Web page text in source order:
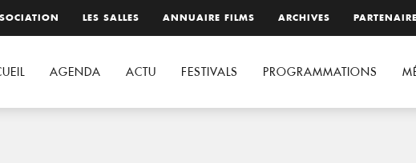
LES SALLES ANNUAIRE FILMS ARCHIVES
AGENDA ACTU FESTIVALS PROGRAMMATIONS